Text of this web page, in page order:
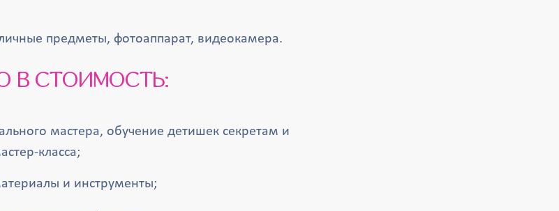
предметы, фотоаппарат, видеокамера.
В СТОИМОСТЬ:
мастера, обучение детишек секретам и
класса;
и инструменты;